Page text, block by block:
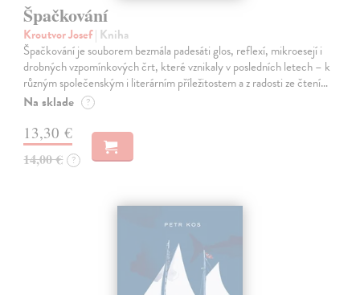
Špačkování
Kroutvor Josef| Kniha
Špačkování je souborem bezmála padesáti glos, reflexí, mikroesejí i
drobných vzpomínkových črt, které vznikaly v posledních letech – k
různým společenským i literárním příležitostem a z radosti ze čtení…
Na sklade ?
13,30 €
14,00 € ?